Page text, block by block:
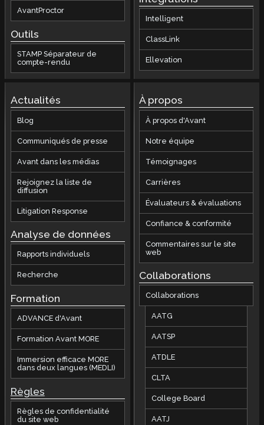
AvantProctor
Outils
STAMP Séparateur de
compte-rendu
Intelligent
ClassLink
Ellevation
Actualités
Blog
Communiqués de presse
Avant dans les médias
Rejoignez la liste de
diffusion
Litigation Response
Analyse de données
Rapports individuels
Recherche
Formation
ADVANCE d'Avant
Formation Avant MORE
Immersion efficace MORE
dans deux langues (MEDLI)
Règles
Règles de confidentialité
du site web
À propos
À propos d'Avant
Notre équipe
Témoignages
Carrières
Évaluateurs & évaluations
Confiance & conformité
Commentaires sur le site
web
Collaborations
Collaborations
AATG
AATSP
ATDLE
CLTA
College Board
AATJ